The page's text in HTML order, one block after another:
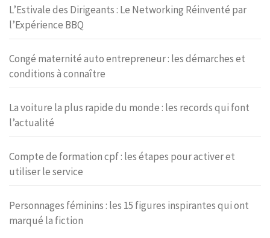
L’Estivale des Dirigeants : Le Networking Réinventé par
l’Expérience BBQ
Congé maternité auto entrepreneur : les démarches et
conditions à connaître
La voiture la plus rapide du monde : les records qui font
l’actualité
Compte de formation cpf : les étapes pour activer et
utiliser le service
Personnages féminins : les 15 figures inspirantes qui ont
marqué la fiction